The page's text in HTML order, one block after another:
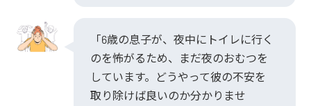
「6歳の息子が、夜中にトイレに行く
のを怖がるため、まだ夜のおむつを
しています。どうやって彼の不安を
取り除けば良いのか分かりませ